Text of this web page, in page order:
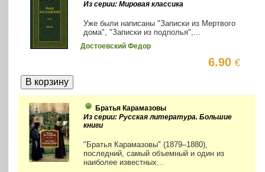
Из серии: Мировая классика
Уже были написаны "Записки из Мертвого
дома", "Записки из подполья",...
Достоевский Федор
6.90€
Братья Карамазовы
Из серии: Русская литература. Большие
книги
"Братья Карамазовы" (1879–1880),
последний, самый объемный и один из
наиболее известных...